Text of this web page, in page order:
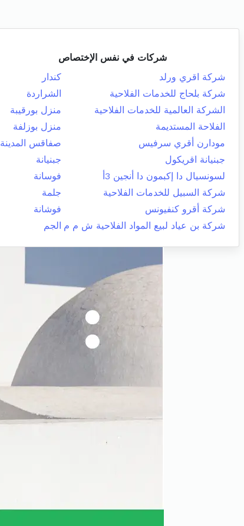
شركات في نفس الإختصاص
شركة اقري ورلد
كندار
شركة بلحاج للخدمات الفلاحية
الشراردة
الشركة العالمية للخدمات الفلاحية
منزل بورقيبة
الفلاحة المستديمة
منزل بوزلفة
مودارن أقري سرفيس
صفاقس المدينة
جبنيانة اقريكول
جبنيانة
لسونسيال دا إكبمون دا أنجين 3أ
فوسانة
شركة السبيل للخدمات الفلاحية
جلمة
شركة أقرو كنفيونس
فوشانة
شركة بن عياد لبيع المواد الفلاحية ش م م الجم